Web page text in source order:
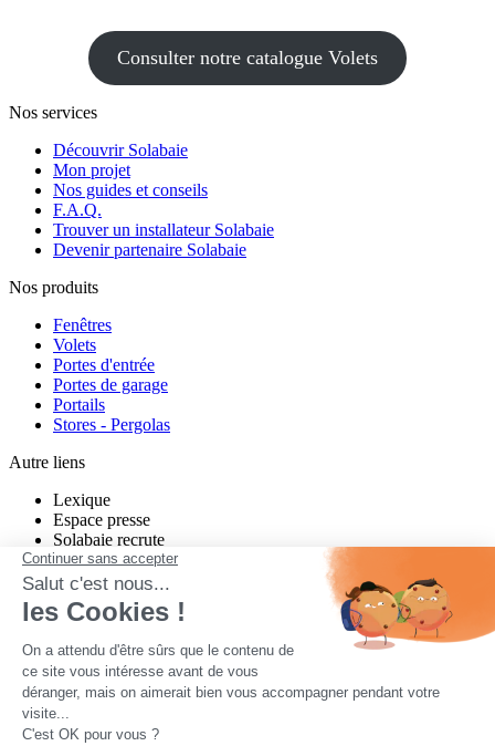
Consulter notre catalogue Volets
Nos services
Découvrir Solabaie
Mon projet
Nos guides et conseils
F.A.Q.
Trouver un installateur Solabaie
Devenir partenaire Solabaie
Nos produits
Fenêtres
Volets
Portes d'entrée
Portes de garage
Portails
Stores - Pergolas
Autre liens
Lexique
Espace presse
Solabaie recrute
Charte de modération Twitter
Charte de modération Facebook
un projet neuf ou en rénovation ?
Quel que soit votre projet, Solabaie vous propose des produits sur-
mesure, performants et esthétiques. Nos nombreux installateurs
partout en France étudient votre projet, vous conseillent, et vous
proposent des solutions adaptées à votre habitat et à vos besoins.
Contactez-nous pour tous vos projets